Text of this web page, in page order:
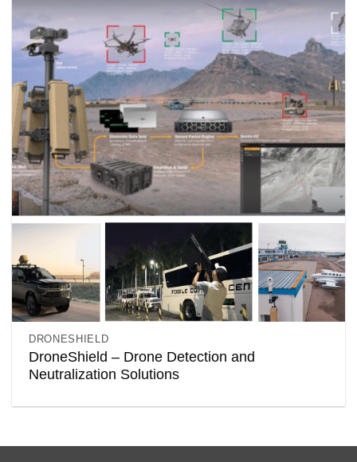
DRONESHIELD
DroneShield – Drone Detection and
Neutralization Solutions